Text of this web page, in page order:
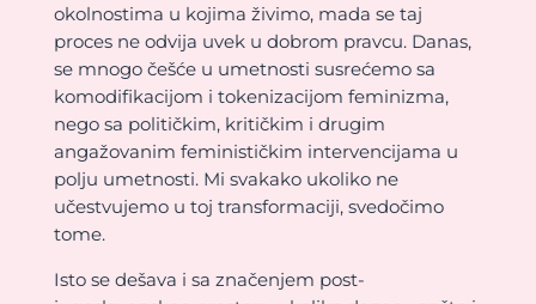
okolnostima u kojima živimo, mada se taj
proces ne odvija uvek u dobrom pravcu. Danas,
se mnogo češće u umetnosti susrećemo sa
komodifikacijom i tokenizacijom feminizma,
nego sa političkim, kritičkim i drugim
angažovanim feminističkim intervencijama u
polju umetnosti. Mi svakako ukoliko ne
učestvujemo u toj transformaciji, svedočimo
tome.
Isto se dešava i sa značenjem post-